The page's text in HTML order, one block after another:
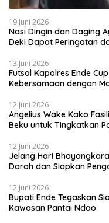
19 Juni 2026
Nasi Dingin dan Daging
Deki Dapat Peringatan
13 Juni 2026
Futsal Kapolres Ende
Kebersamaan dengan
12 Juni 2026
Angelius Wake Kako
Beku untuk Tingkatkan
12 Juni 2026
Jelang Hari
Darah dan Siapkan
12 Juni 2026
Bupati Ende Tegaskan
Kawasan Pantai Ndao